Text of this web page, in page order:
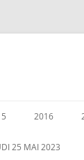
2020
2016
GALETTE
25 MAI 2023